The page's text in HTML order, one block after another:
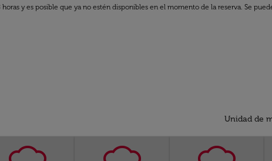
y es posible que ya no estén disponibles en el momento de la reserva. Se
Unidad de